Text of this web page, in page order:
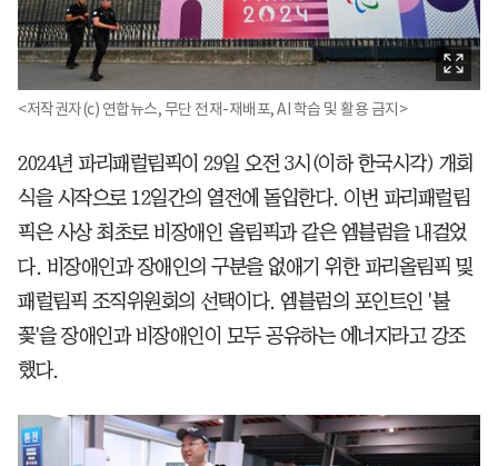
<저작권자(c) 연합뉴스, 무단 전재-재배포, AI 학습 및 활용 금지>
2024년 파리패럴림픽이 29일 오전 3시(이하 한국시각) 개회
식을 시작으로 12일간의 열전에 돌입한다. 이번 파리패럴림
픽은 사상 최초로 비장애인 올림픽과 같은 엠블럼을 내걸었
다. 비장애인과 장애인의 구분을 없애기 위한 파리올림픽 및
패럴림픽 조직위원회의 선택이다. 엠블럼의 포인트인 '불
꽃'을 장애인과 비장애인이 모두 공유하는 에너지라고 강조
했다.